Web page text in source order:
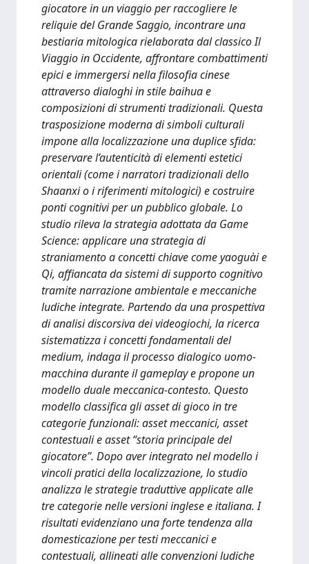
giocatore in un viaggio per raccogliere le
reliquie del Grande Saggio, incontrare una
bestiaria mitologica rielaborata dal classico Il
Viaggio in Occidente, affrontare combattimenti
epici e immergersi nella filosofia cinese
attraverso dialoghi in stile baihua e
composizioni di strumenti tradizionali. Questa
trasposizione moderna di simboli culturali
impone alla localizzazione una duplice sfida:
preservare l’autenticità di elementi estetici
orientali (come i narratori tradizionali dello
Shaanxi o i riferimenti mitologici) e costruire
ponti cognitivi per un pubblico globale. Lo
studio rileva la strategia adottata da Game
Science: applicare una strategia di
straniamento a concetti chiave come yaoguài e
Qi, affiancata da sistemi di supporto cognitivo
tramite narrazione ambientale e meccaniche
ludiche integrate. Partendo da una prospettiva
di analisi discorsiva dei videogiochi, la ricerca
sistematizza i concetti fondamentali del
medium, indaga il processo dialogico uomo-
macchina durante il gameplay e propone un
modello duale meccanica-contesto. Questo
modello classifica gli asset di gioco in tre
categorie funzionali: asset meccanici, asset
contestuali e asset “storia principale del
giocatore”. Dopo aver integrato nel modello i
vincoli pratici della localizzazione, lo studio
analizza le strategie traduttive applicate alle
tre categorie nelle versioni inglese e italiana. I
risultati evidenziano una forte tendenza alla
domesticazione per testi meccanici e
contestuali, allineati alle convenzioni ludiche